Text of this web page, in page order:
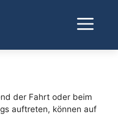
der Fahrt oder beim
auftreten, können auf